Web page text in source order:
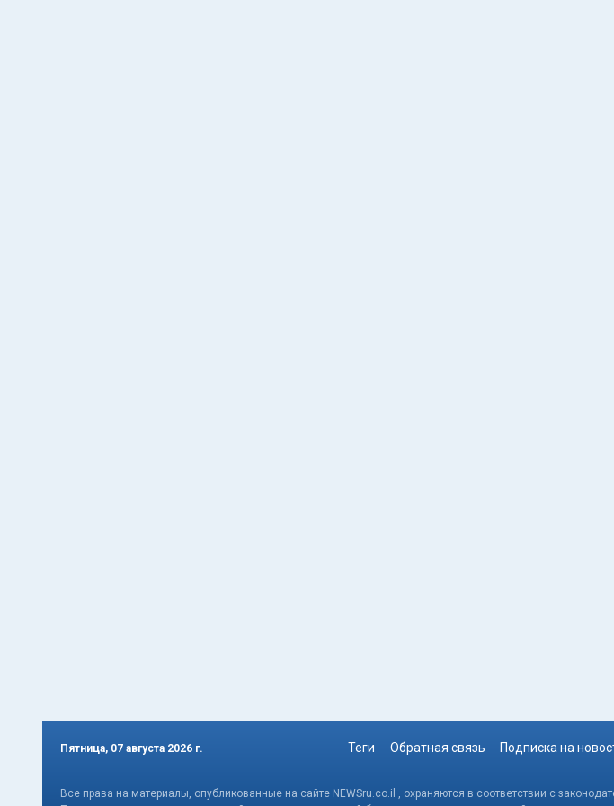
Пятница, 07 августа 2026 г. Теги Обратная связь Подписка на
Все права на материалы, опубликованные на сайте NEWSru.co.il , охраняются в соответствии с